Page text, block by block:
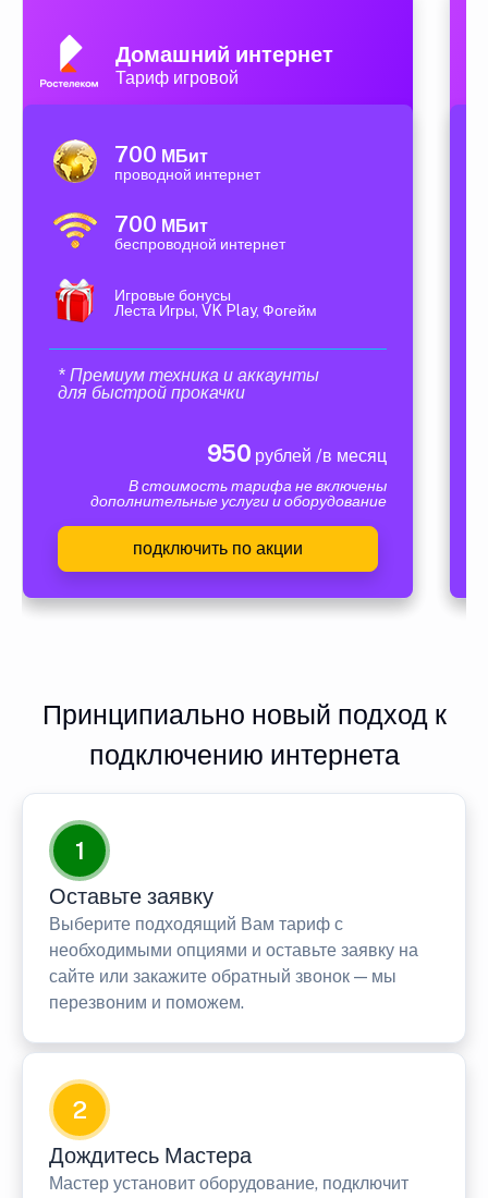
Домашний интернет
Тариф игровой
700 МБит
проводной интернет
700 МБит
беспроводной интернет
Игровые бонусы
Леста Игры, VK Play, Фогейм
* Премиум техника и аккаунты
для быстрой прокачки
950 рублей /в месяц
В стоимость тарифа не включены
дополнительные услуги и оборудование
подключить по акции
Принципиально новый подход к
подключению интернета
1
Оставьте заявку
Выберите подходящий Вам тариф с
необходимыми опциями и оставьте заявку на
сайте или закажите обратный звонок — мы
перезвоним и поможем.
2
Дождитесь Мастера
Мастер установит оборудование, подключит